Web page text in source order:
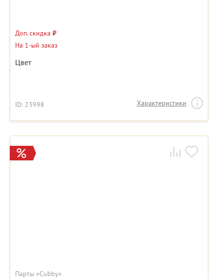
Доп. скидка ₽
На 1-ый заказ
Цвет
ID: 23998 Характеристики
Парты «Cubby»